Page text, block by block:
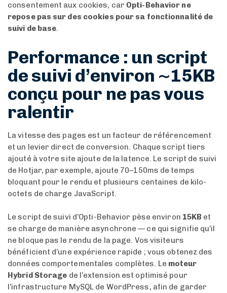
consentement aux cookies, car Opti-Behavior ne
repose pas sur des cookies pour sa fonctionnalité de
suivi de base.
Performance : un script
de suivi d’environ ~15KB
conçu pour ne pas vous
ralentir
La vitesse des pages est un facteur de référencement
et un levier direct de conversion. Chaque script tiers
ajouté à votre site ajoute de la latence. Le script de suivi
de Hotjar, par exemple, ajoute 70–150ms de temps
bloquant pour le rendu et plusieurs centaines de kilo-
octets de charge JavaScript.
Le script de suivi d’Opti-Behavior pèse environ 15KB et
se charge de manière asynchrone — ce qui signifie qu’il
ne bloque pas le rendu de la page. Vos visiteurs
bénéficient d’une expérience rapide ; vous obtenez des
données comportementales complètes. Le moteur
Hybrid Storage de l’extension est optimisé pour
l’infrastructure MySQL de WordPress, afin de garder